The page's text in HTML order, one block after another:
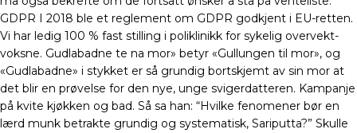
GDPR I 2018 ble et reglement om GDPR godkjent i EU-retten.
Vi har ledig 100 % fast stilling i poliklinikk for sykelig overvekt-
voksne. Gudlabadne te na mor» betyr «Gullungen til mor», og
«Gudlabadne» i stykket er så grundig bortskjemt av sin mor at
det blir en prøvelse for den nye, unge svigerdatteren. Kampanje
på kvite kjøkken og bad. Så sa han: “Hvilke fenomener bør en
lærd munk betrakte grundig og systematisk, Sariputta?” Skulle